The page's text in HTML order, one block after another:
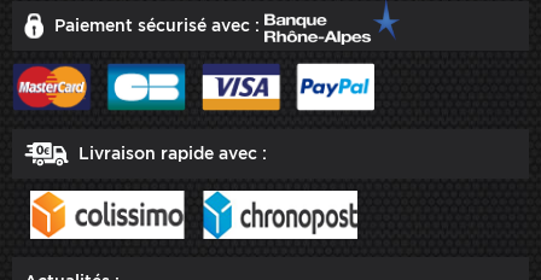
Paiement sécurisé avec :
Livraison rapide avec :